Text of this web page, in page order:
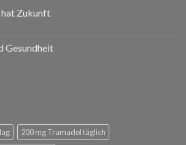
Zukunft
Gesundheit
200 mg Tramadol täglich